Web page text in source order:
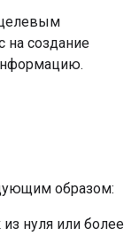
целевым
на создание
образом:
из нуля или более